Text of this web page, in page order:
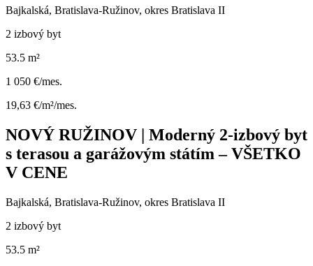
Bajkalská, Bratislava-Ružinov, okres Bratislava II
2 izbový byt
53.5 m²
1 050 €/mes.
19,63 €/m²/mes.
NOVÝ RUŽINOV | Moderný 2-izbový byt
s terasou a garážovým státím – VŠETKO
V CENE
Bajkalská, Bratislava-Ružinov, okres Bratislava II
2 izbový byt
53.5 m²